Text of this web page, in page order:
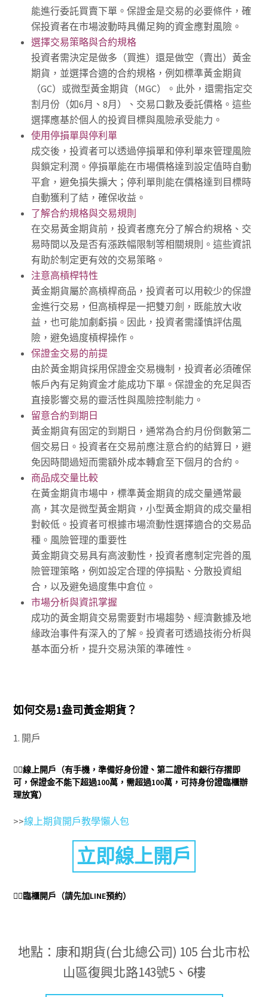
能進行委託買賣下單。保證金是交易的必要條件，確
保投資者在市場波動時具備足夠的資金應對風險。
選擇交易策略與合約規格
投資者需決定是做多（買進）還是做空（賣出）黃金
期貨，並選擇合適的合約規格，例如標準黃金期貨
（GC）或微型黃金期貨（MGC）。此外，還需指定交
割月份（如6月、8月）、交易口數及委託價格。這些
選擇應基於個人的投資目標與風險承受能力。
使用停損單與停利單
成交後，投資者可以透過停損單和停利單來管理風險
與鎖定利潤。停損單能在市場價格達到設定值時自動
平倉，避免損失擴大；停利單則能在價格達到目標時
自動獲利了結，確保收益。
了解合約規格與交易規則
在交易黃金期貨前，投資者應充分了解合約規格、交
易時間以及是否有漲跌幅限制等相關規則。這些資訊
有助於制定更有效的交易策略。
注意高槓桿特性
黃金期貨屬於高槓桿商品，投資者可以用較少的保證
金進行交易，但高槓桿是一把雙刃劍，既能放大收
益，也可能加劇虧損。因此，投資者需謹慎評估風
險，避免過度槓桿操作。
保證金交易的前提
由於黃金期貨採用保證金交易機制，投資者必須確保
帳戶內有足夠資金才能成功下單。保證金的充足與否
直接影響交易的靈活性與風險控制能力。
留意合約到期日
黃金期貨有固定的到期日，通常為合約月份倒數第二
個交易日。投資者在交易前應注意合約的結算日，避
免因時間過短而需額外成本轉倉至下個月的合約。
商品成交量比較
在黃金期貨市場中，標準黃金期貨的成交量通常最
高，其次是微型黃金期貨，小型黃金期貨的成交量相
對較低。投資者可根據市場流動性選擇適合的交易品
種。風險管理的重要性
黃金期貨交易具有高波動性，投資者應制定完善的風
險管理策略，例如設定合理的停損點、分散投資組
合，以及避免過度集中倉位。
市場分析與資訊掌握
成功的黃金期貨交易需要對市場趨勢、經濟數據及地
緣政治事件有深入的了解。投資者可透過技術分析與
基本面分析，提升交易決策的準確性。
如何交易1盎司黃金期貨？
1. 開戶
👉🏻線上開戶 （有手機，準備好身份證、第二證件和銀行存摺即
可，保證金不能下超過100萬，需超過100萬，可持身份證臨櫃辦
理放寬）
>>線上期貨開戶教學懶人包
立即線上開戶
👉🏻臨櫃開戶（請先加LINE預約）
地點：康和期貨(台北總公司) 105 台北市松
山區復興北路143號5、6樓